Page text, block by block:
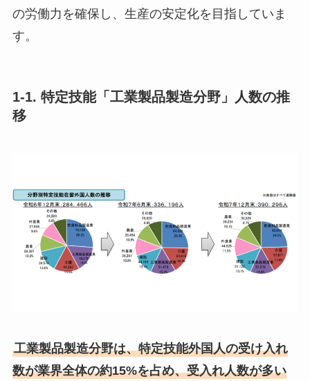
の労働力を確保し、生産の安定化を目指していま
す。
1-1. 特定技能「工業製品製造分野」人数の推
移
工業製品製造分野は、特定技能外国人の受け入れ
数が業界全体の約15%を占め、受入れ人数が多い